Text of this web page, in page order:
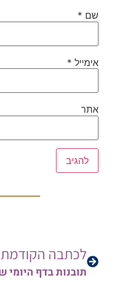
שם *
אימייל *
אתר
לכתבה הקודמת